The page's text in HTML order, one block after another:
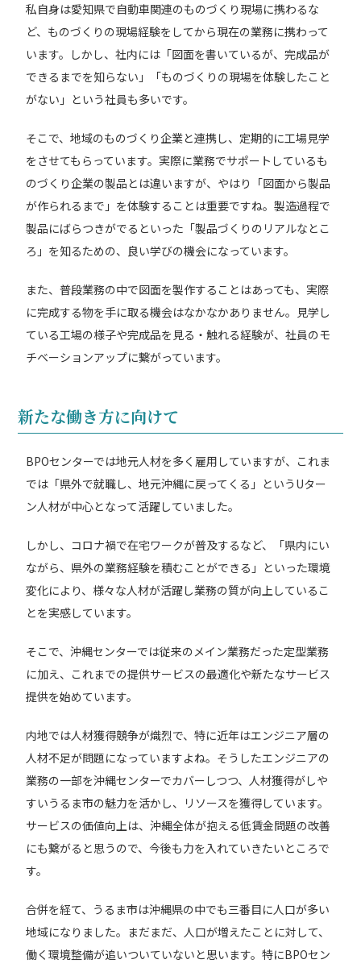
私自身は愛知県で自動車関連のものづくり現場に携わるな
ど、ものづくりの現場経験をしてから現在の業務に携わって
います。しかし、社内には「図面を書いているが、完成品が
できるまでを知らない」「ものづくりの現場を体験したこと
がない」という社員も多いです。
そこで、地域のものづくり企業と連携し、定期的に工場見学
をさせてもらっています。実際に業務でサポートしているも
のづくり企業の製品とは違いますが、やはり「図面から製品
が作られるまで」を体験することは重要ですね。製造過程で
製品にばらつきがでるといった「製品づくりのリアルなとこ
ろ」を知るための、良い学びの機会になっています。
また、普段業務の中で図面を製作することはあっても、実際
に完成する物を手に取る機会はなかなかありません。見学し
ている工場の様子や完成品を見る・触れる経験が、社員のモ
チベーションアップに繋がっています。
新たな働き方に向けて
BPOセンターでは地元人材を多く雇用していますが、これま
では「県外で就職し、地元沖縄に戻ってくる」というUター
ン人材が中心となって活躍していました。
しかし、コロナ禍で在宅ワークが普及するなど、「県内にい
ながら、県外の業務経験を積むことができる」といった環境
変化により、様々な人材が活躍し業務の質が向上しているこ
とを実感しています。
そこで、沖縄センターでは従来のメイン業務だった定型業務
に加え、これまでの提供サービスの最適化や新たなサービス
提供を始めています。
内地では人材獲得競争が熾烈で、特に近年はエンジニア層の
人材不足が問題になっていますよね。そうしたエンジニアの
業務の一部を沖縄センターでカバーしつつ、人材獲得がしや
すいうるま市の魅力を活かし、リソースを獲得しています。
サービスの価値向上は、沖縄全体が抱える低賃金問題の改善
にも繋がると思うので、今後も力を入れていきたいところで
す。
合併を経て、うるま市は沖縄県の中でも三番目に人口が多い
地域になりました。まだまだ、人口が増えたことに対して、
働く環境整備が追いついていないと思います。特にBPOセン